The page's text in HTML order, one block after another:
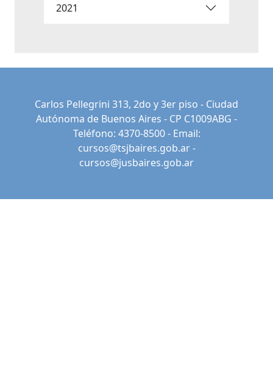
2021
Carlos Pellegrini 313, 2do y 3er piso - Ciudad
Autónoma de Buenos Aires - CP C1009ABG -
Teléfono: 4370-8500 - Email:
cursos@tsjbaires.gob.ar-
cursos@jusbaires.gob.ar